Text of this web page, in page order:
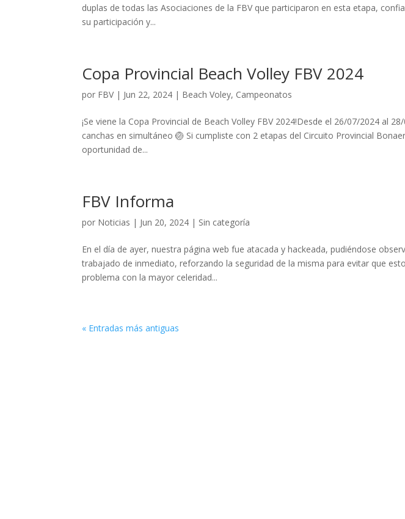
duplas de todas las Asociaciones de la FBV que participaron en esta etapa,
su participación y...
Copa Provincial Beach Volley FBV 2024
por FBV| Jun 22, 2024 | Beach Voley, Campeonatos
¡Se viene la Copa Provincial de Beach Volley FBV 2024!Desde el 26/07/2024 al
canchas en simultáneo 🏐 Si cumpliste con 2 etapas del Circuito Provincial
oportunidad de...
FBV Informa
por Noticias | Jun 20, 2024 | Sin categoría
En el día de ayer, nuestra página web fue atacada y hackeada, pudiéndose
trabajado de inmediato, reforzando la seguridad de la misma para evitar que
problema con la mayor celeridad...
« Entradas más antiguas